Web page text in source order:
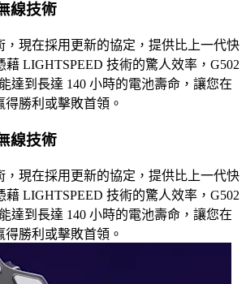
線技術
，現在採用更新的協定，提供比上一代快
藉 LIGHTSPEED 技術的驚人效率，G502
達到長達 140 小時的電池壽命，讓您在
勝利或擊敗首領。
線技術
，現在採用更新的協定，提供比上一代快
藉 LIGHTSPEED 技術的驚人效率，G502
達到長達 140 小時的電池壽命，讓您在
勝利或擊敗首領。